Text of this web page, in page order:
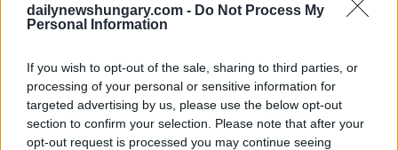
dailynewshungary.com - Do Not Process My
Personal Information
If you wish to opt-out of the sale, sharing to third parties, or
processing of your personal or sensitive information for
targeted advertising by us, please use the below opt-out
section to confirm your selection. Please note that after your
opt-out request is processed you may continue seeing